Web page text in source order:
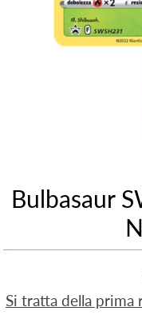
Bulbasaur
Si tratta della